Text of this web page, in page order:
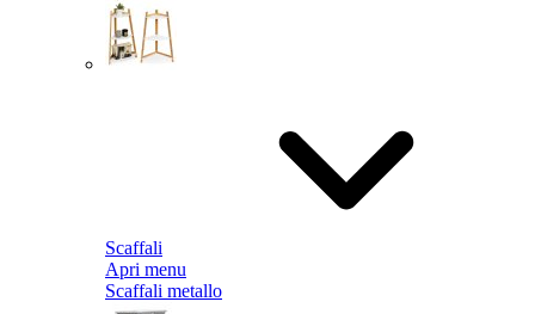
Scaffali
Apri menu
Scaffali metallo